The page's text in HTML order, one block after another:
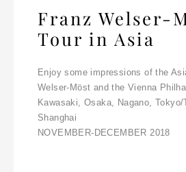
Franz Welser-
Tour in Asia
Enjoy some impressions of the
Welser-Möst and the Vienna
Kawasaki, Osaka, Nagano, Tokyo/
Shanghai
NOVEMBER-DECEMBER 2018